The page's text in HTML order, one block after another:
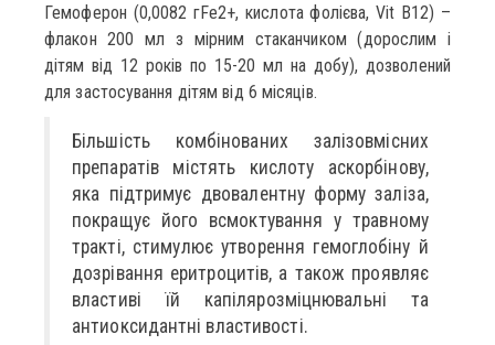
Гемоферон (0,0082 гFe2+, кислота фолієва, Vit B12) –
флакон 200 мл з мірним стаканчиком (дорослим і
дітям від 12 років по 15-20 мл на добу), дозволений
для застосування дітям від 6 місяців.
Більшість комбінованих залізовмісних
препаратів містять кислоту аскорбінову,
яка підтримує двовалентну форму заліза,
покращує його всмоктування у травному
тракті, стимулює утворення гемоглобіну й
дозрівання еритроцитів, а також проявляє
властиві їй капілярозміцнювальні та
антиоксидантні властивості.